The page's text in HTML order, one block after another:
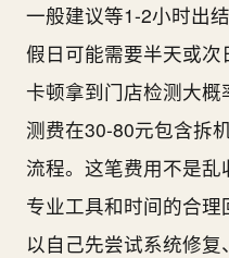
一般建议等1-2小时出
假日可能需要半天或
卡顿拿到门店检测大
测费在30-80元包含拆
流程。这笔费用不是乱
专业工具和时间的合
以自己先尝试系统修